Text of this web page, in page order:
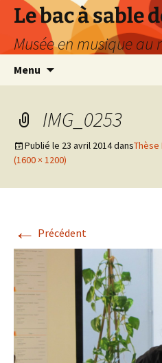
Le bac à sable
Musée en musique au
Menu
IMG_0253
Publié le 23 avril 2014dansThèse
(1600 × 1200)
← Précédent